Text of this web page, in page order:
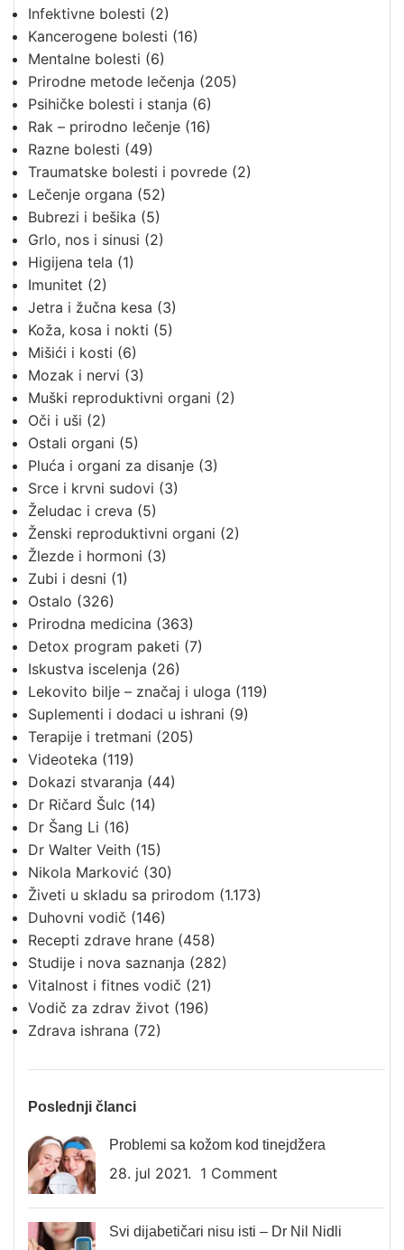
Infektivne bolesti (2)
Kancerogene bolesti (16)
Mentalne bolesti (6)
Prirodne metode lečenja (205)
Psihičke bolesti i stanja (6)
Rak – prirodno lečenje (16)
Razne bolesti (49)
Traumatske bolesti i povrede (2)
Lečenje organa (52)
Bubrezi i bešika (5)
Grlo, nos i sinusi (2)
Higijena tela (1)
Imunitet (2)
Jetra i žučna kesa (3)
Koža, kosa i nokti (5)
Mišići i kosti (6)
Mozak i nervi (3)
Muški reproduktivni organi (2)
Oči i uši (2)
Ostali organi (5)
Pluća i organi za disanje (3)
Srce i krvni sudovi (3)
Želudac i creva (5)
Ženski reproduktivni organi (2)
Žlezde i hormoni (3)
Zubi i desni (1)
Ostalo (326)
Prirodna medicina (363)
Detox program paketi (7)
Iskustva iscelenja (26)
Lekovito bilje – značaj i uloga (119)
Suplementi i dodaci u ishrani (9)
Terapije i tretmani (205)
Videoteka (119)
Dokazi stvaranja (44)
Dr Ričard Šulc (14)
Dr Šang Li (16)
Dr Walter Veith (15)
Nikola Marković (30)
Živeti u skladu sa prirodom (1.173)
Duhovni vodič (146)
Recepti zdrave hrane (458)
Studije i nova saznanja (282)
Vitalnost i fitnes vodič (21)
Vodič za zdrav život (196)
Zdrava ishrana (72)
Poslednji članci
Problemi sa kožom kod tinejdžera
28. jul 2021. 1 Comment
Svi dijabetičari nisu isti – Dr Nil Nidli